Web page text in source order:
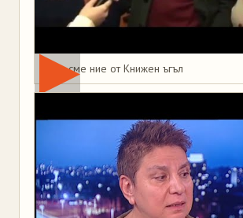
Това сме ние от Книжен ъгъл